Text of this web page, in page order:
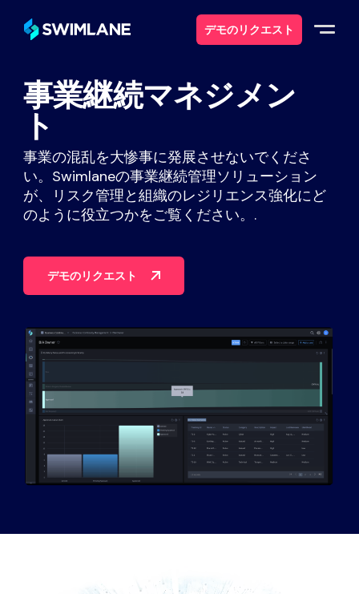
デモのリクエスト
なぜスイムレーンなのか
ソリューション
製品紹介
リソース
について
パートナー
連絡先
ブログ
事業継続マネジメン
ト
事業の混乱を大惨事に発展させないでくださ
い。Swimlaneの事業継続管理ソリューション
が、リスク管理と組織のレジリエンス強化にど
のように役立つかをご覧ください。.
デモのリクエスト